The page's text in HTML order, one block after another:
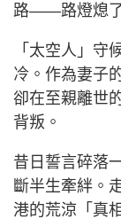
路——路燈熄了
「太空人」守
冷。作為妻子
卻在至親離世
背叛。
昔日誓言碎落
斷半生牽絆。
港的荒涼「真